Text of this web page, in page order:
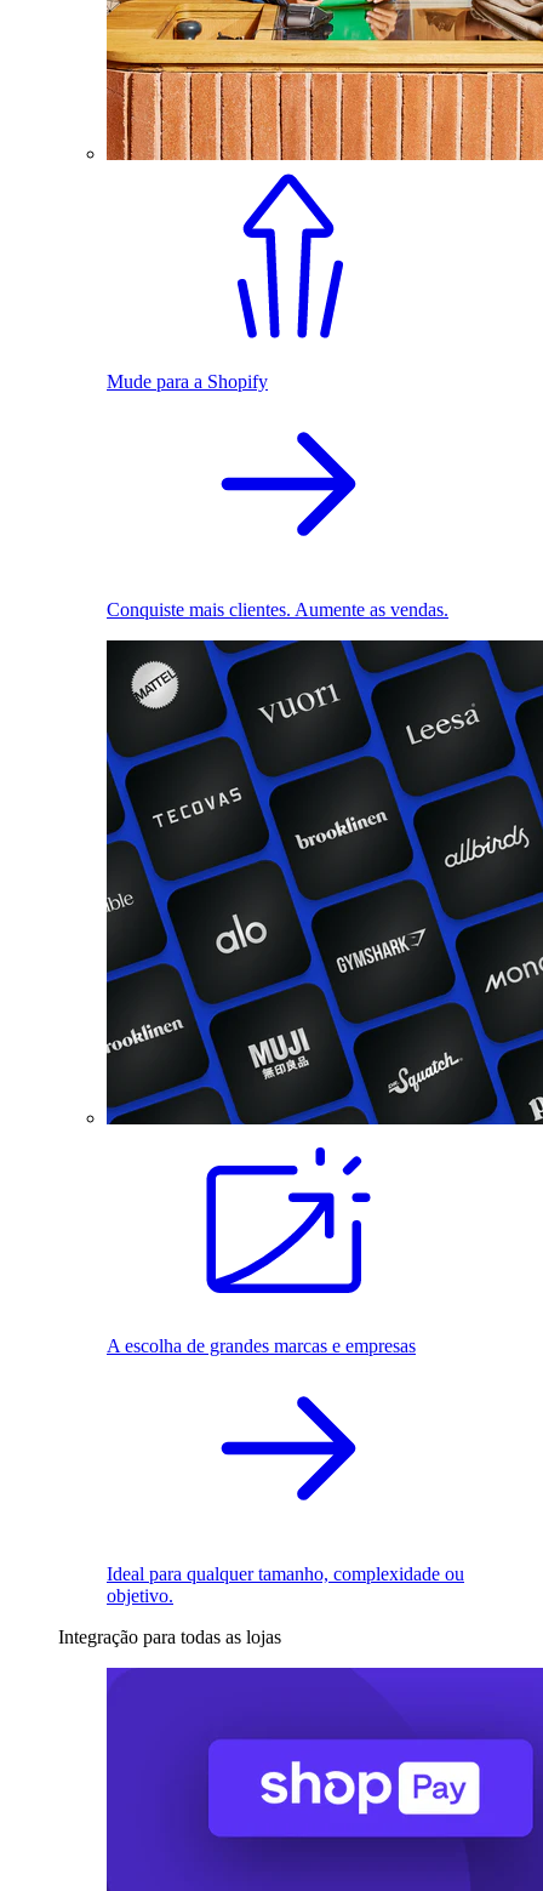
Mude para a Shopify
Conquiste mais clientes. Aumente as vendas.
A escolha de grandes marcas e empresas
Ideal para qualquer tamanho, complexidade ou
objetivo.
Integração para todas as lojas